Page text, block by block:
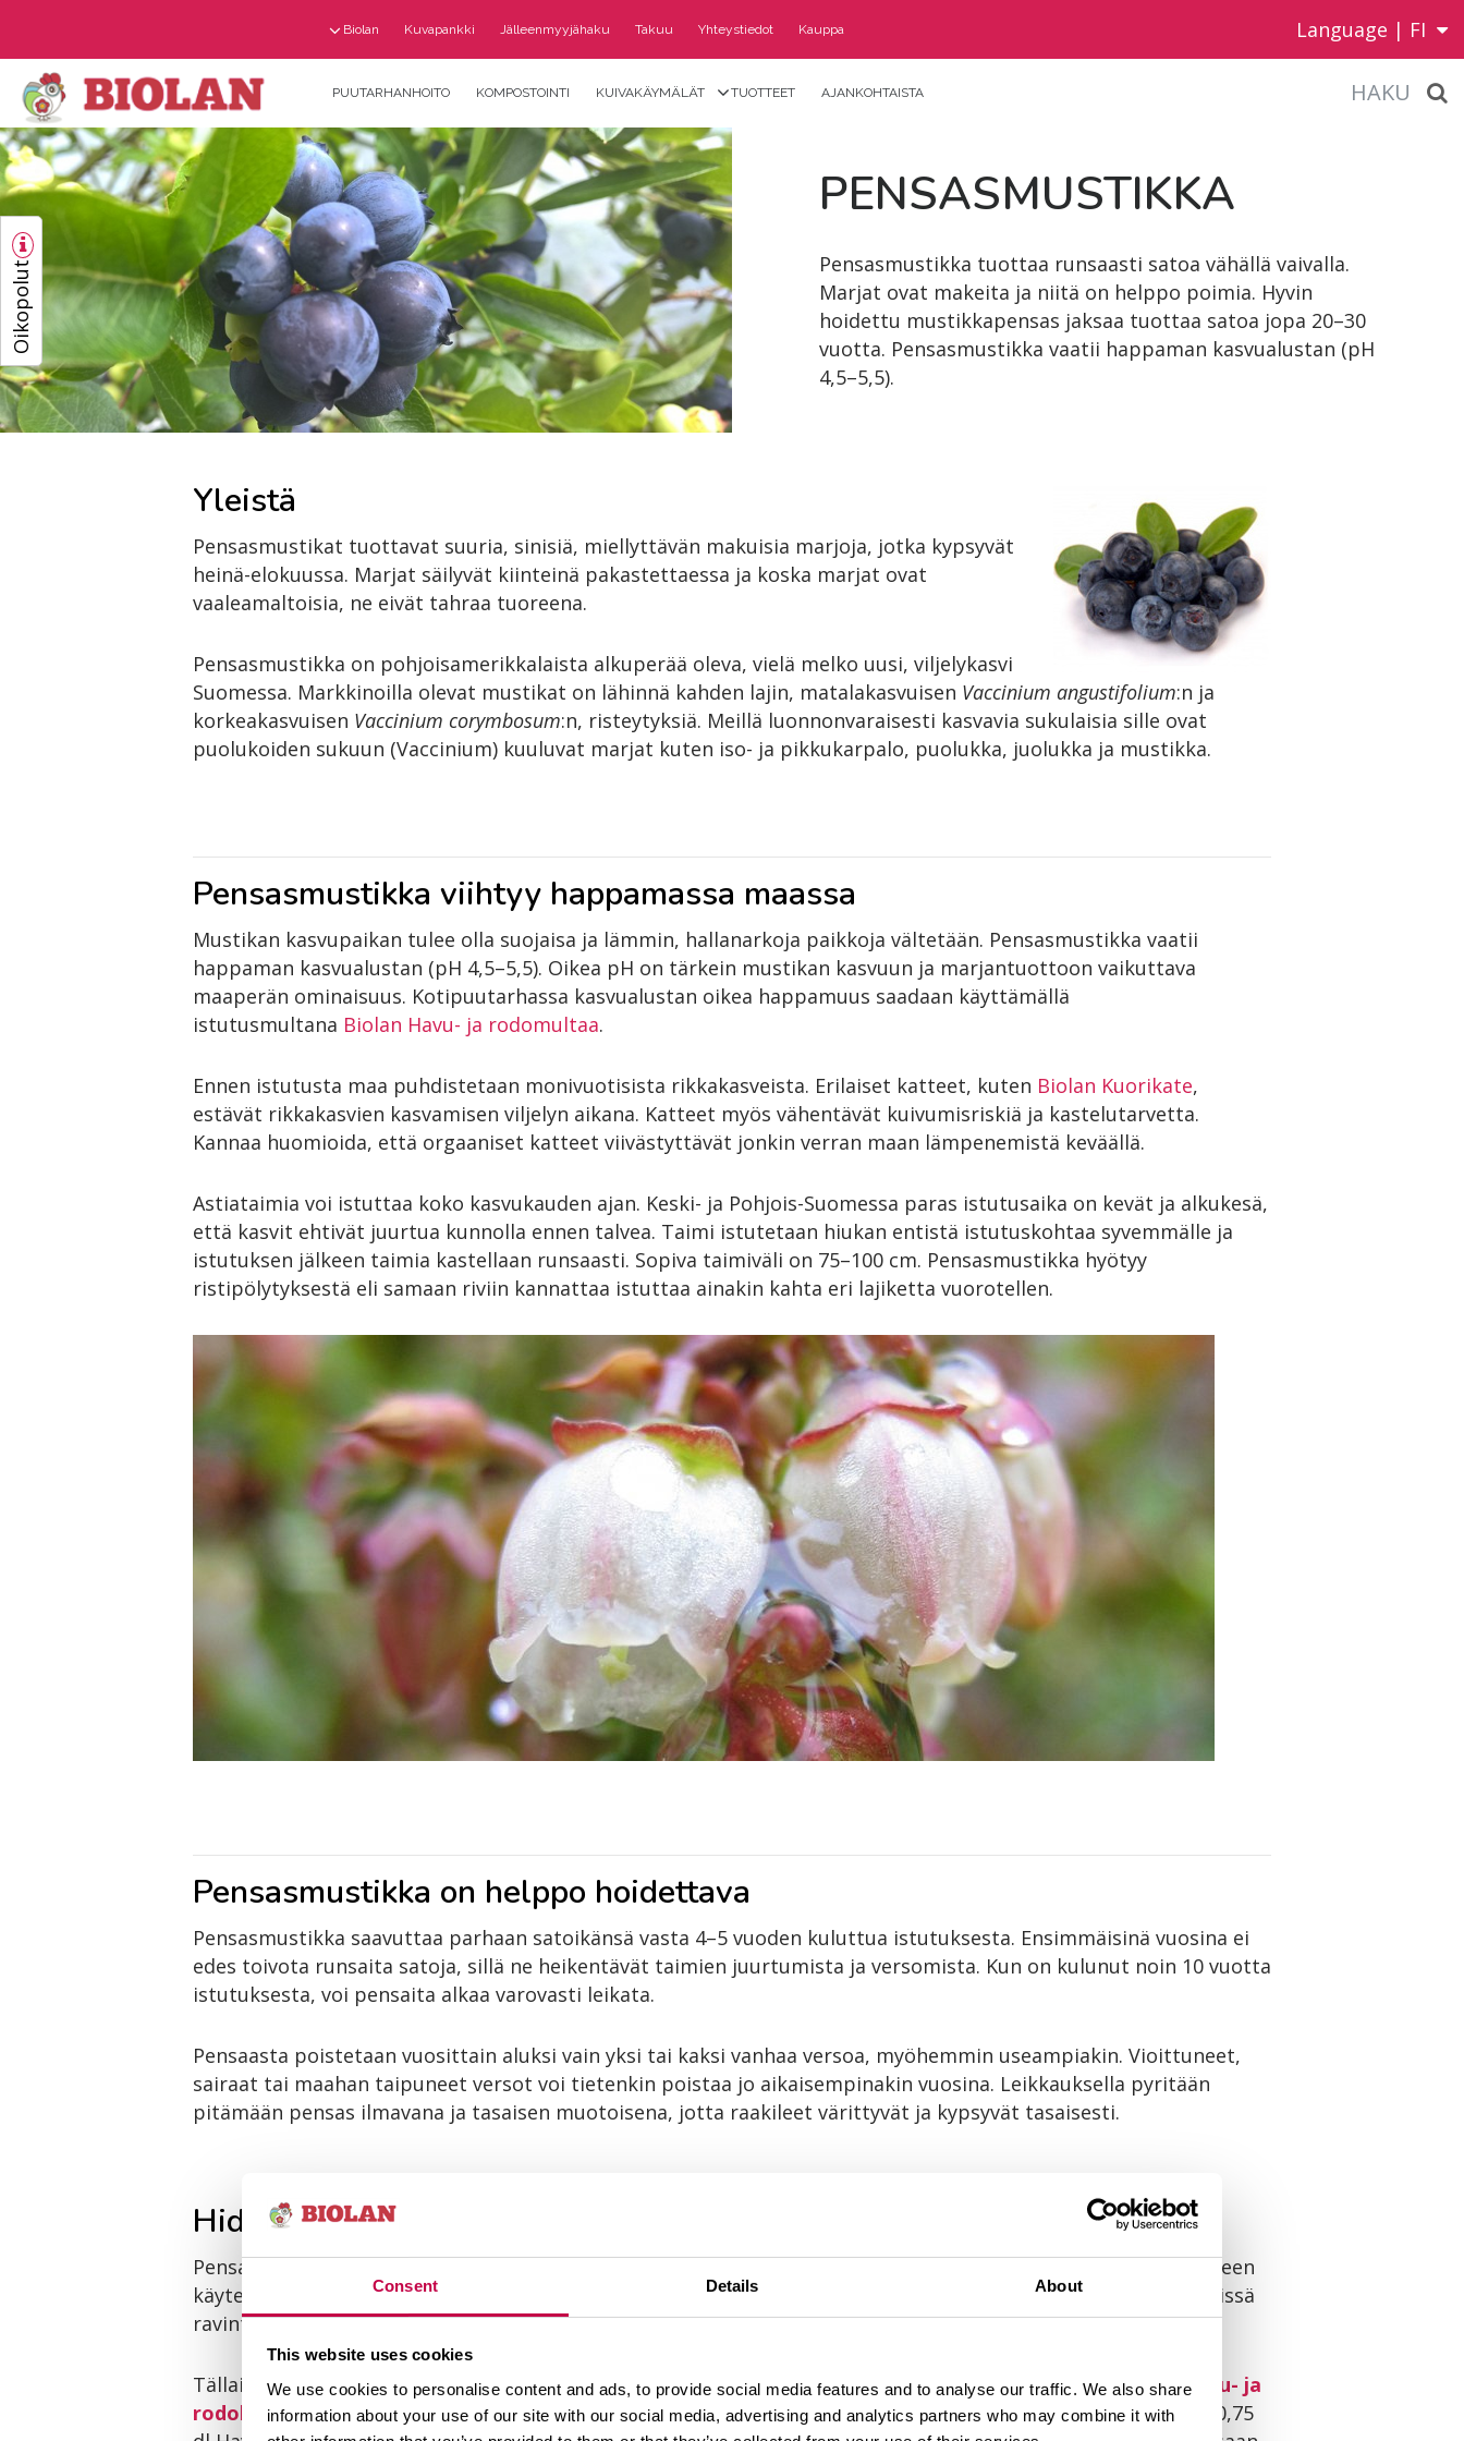
Consent Details About
This website uses cookies
We use cookies to personalise content and ads, to provide social media features and to analyse our traffic. We also share
information about your use of our site with our social media, advertising and analytics partners who may combine it with
Oikopolut
Biolan Kuvapankki Jälleenmyyjähaku Takuu Yhteystiedot Kauppa Language | FI
PUUTARHANHOITO KOMPOSTOINTI KUIVAKÄYMÄLÄT TUOTTEET AJANKOHTAISTA HAKU
PEN­SAS­MUS­TIK­KA
Pensasmustikka tuottaa runsaasti satoa vähällä vaivalla.
Marjat ovat makeita ja niitä on helppo poimia. Hyvin
hoidettu mustikkapensas jaksaa tuottaa satoa jopa 20–30
vuotta. Pensasmustikka vaatii happaman kasvualustan (pH
4,5–5,5).
Yleistä
Pensasmustikat tuottavat suuria, sinisiä, miellyttävän makuisia marjoja, jotka kypsyvät
heinä-elokuussa. Marjat säilyvät kiinteinä pakastettaessa ja koska marjat ovat
vaaleamaltoisia, ne eivät tahraa tuoreena.
Pensasmustikka on pohjoisamerikkalaista alkuperää oleva, vielä melko uusi, viljelykasvi
Suomessa. Markkinoilla olevat mustikat on lähinnä kahden lajin, matalakasvuisen Vaccinium angustifolium:n ja
korkeakasvuisen Vaccinium corymbosum:n, risteytyksiä. Meillä luonnonvaraisesti kasvavia sukulaisia sille ovat
puolukoiden sukuun (Vaccinium) kuuluvat marjat kuten iso- ja pikkukarpalo, puolukka, juolukka ja mustikka.
Pensasmustikka viihtyy happamassa maassa
Mustikan kasvupaikan tulee olla suojaisa ja lämmin, hallanarkoja paikkoja vältetään. Pensasmustikka vaatii
happaman kasvualustan (pH 4,5–5,5). Oikea pH on tärkein mustikan kasvuun ja marjantuottoon vaikuttava
maaperän ominaisuus. Kotipuutarhassa kasvualustan oikea happamuus saadaan käyttämällä
istutusmultana Biolan Havu- ja rodomultaa.
Ennen istutusta maa puhdistetaan monivuotisista rikkakasveista. Erilaiset katteet, kuten Biolan Kuorikate,
estävät rikkakasvien kasvamisen viljelyn aikana. Katteet myös vähentävät kuivumisriskiä ja kastelutarvetta.
Kannaa huomioida, että orgaaniset katteet viivästyttävät jonkin verran maan lämpenemistä keväällä.
Astiataimia voi istuttaa koko kasvukauden ajan. Keski- ja Pohjois-Suomessa paras istutusaika on kevät ja alkukesä,
että kasvit ehtivät juurtua kunnolla ennen talvea. Taimi istutetaan hiukan entistä istutuskohtaa syvemmälle ja
istutuksen jälkeen taimia kastellaan runsaasti. Sopiva taimiväli on 75–100 cm. Pensasmustikka hyötyy
ristipölytyksestä eli samaan riviin kannattaa istuttaa ainakin kahta eri lajiketta vuorotellen.
Pensasmustikka on helppo hoidettava
Pensasmustikka saavuttaa parhaan satoikänsä vasta 4–5 vuoden kuluttua istutuksesta. Ensimmäisinä vuosina ei
edes toivota runsaita satoja, sillä ne heikentävät taimien juurtumista ja versomista. Kun on kulunut noin 10 vuotta
istutuksesta, voi pensaita alkaa varovasti leikata.
Pensaasta poistetaan vuosittain aluksi vain yksi tai kaksi vanhaa versoa, myöhemmin useampiakin. Vioittuneet,
sairaat tai maahan taipuneet versot voi tietenkin poistaa jo aikaisempinakin vuosina. Leikkauksella pyritään
pitämään pensas ilmavana ja tasaisen muotoisena, jotta raakileet värittyvät ja kypsyvät tasaisesti.
Hidasliukoiset lannoitteet sopivat pensasmustikalle
Pensasmustikka ei kaipaa voimakasta lannoitusta ja etenkin liikaa typpilannoitusta on vältettävä. Lannoitukseen
käytetään kalkitsemattomia lannoitteita. Eloperäiset lannoitteet soveltuvat pensasmustikalle hyvin, koska niissä
ravinteet ovat hidasliukoisessa muodossa ja lisäksi ne lisäävät maan humusvaroja.
Tällainen luonnonmukainen happaman maan kasveille tarkoitettu eloperäinen erikoislannoite on Biolan Havu- ja
rodolannoite. Istutuksesta satoikään riittää 0,5 dl/pensas. Satoikäisten pensaiden ravinnetarve tyydytetään 0,75